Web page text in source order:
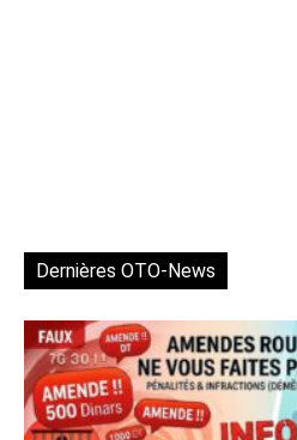
Dernières OTO-News